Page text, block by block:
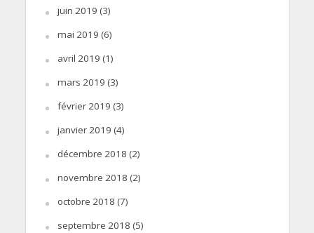
juin 2019 (3)
mai 2019 (6)
avril 2019 (1)
mars 2019 (3)
février 2019 (3)
janvier 2019 (4)
décembre 2018 (2)
novembre 2018 (2)
octobre 2018 (7)
septembre 2018 (5)